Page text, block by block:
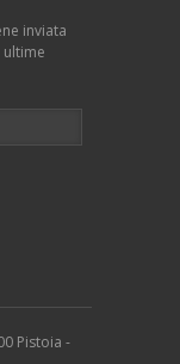
inviata
Pistoia -